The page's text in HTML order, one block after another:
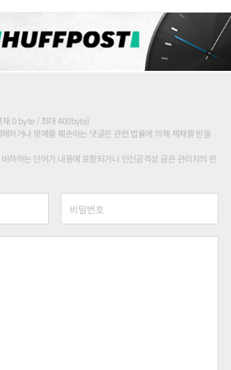
재 0 byte / 최대 400byte)
하거나 명예를 훼손하는 댓글은 관련 법률에 의해 제재를 받을
하하는 단어가 내용에 포함되거나 인신공격성 글은 관리자의 판